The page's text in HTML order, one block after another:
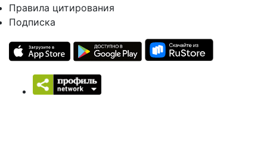
Правила цитирования
Подписка